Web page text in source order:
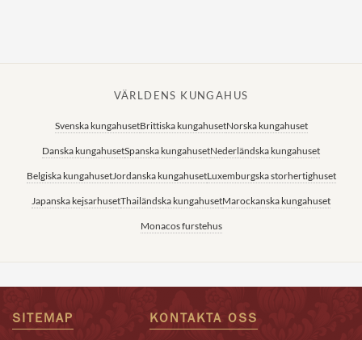
VÄRLDENS KUNGAHUS
Svenska kungahusetBrittiska kungahusetNorska kungahuset
Danska kungahusetSpanska kungahusetNederländska kungahuset
Belgiska kungahusetJordanska kungahusetLuxemburgska storhertighuset
Japanska kejsarhusetThailändska kungahusetMarockanska kungahuset
Monacos furstehus
SITEMAP KONTAKTA OSS